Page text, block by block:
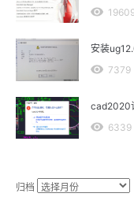
安装
7379
cad2020
6339
归档